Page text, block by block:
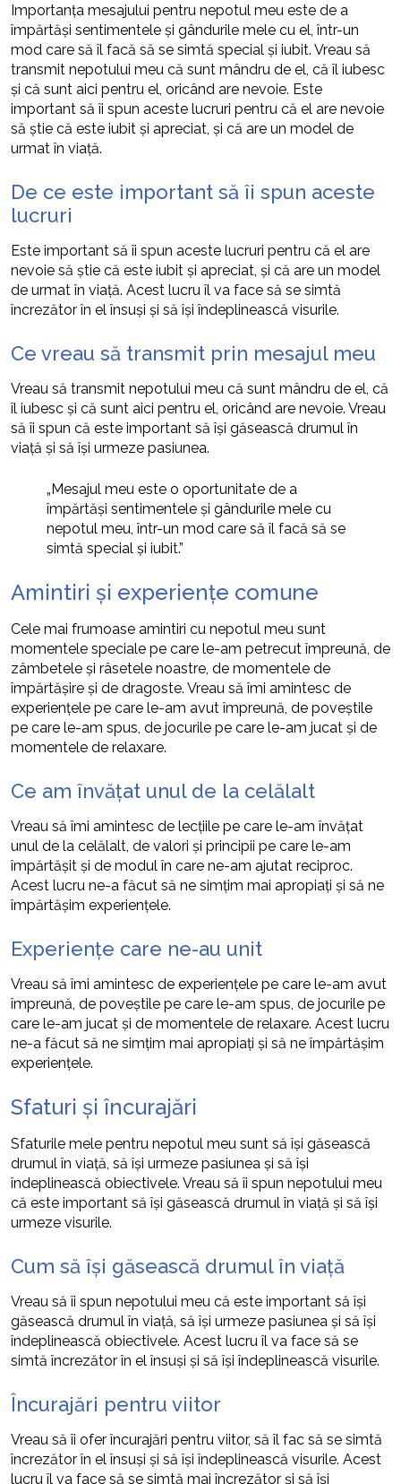
Importanța mesajului pentru nepotul meu este de a
împărtăși sentimentele și gândurile mele cu el, într-un
mod care să îl facă să se simtă special și iubit. Vreau să
transmit nepotului meu că sunt mândru de el, că îl iubesc
și că sunt aici pentru el, oricând are nevoie. Este
important să îi spun aceste lucruri pentru că el are nevoie
să știe că este iubit și apreciat, și că are un model de
urmat în viață.
De ce este important să îi spun aceste
lucruri
Este important să îi spun aceste lucruri pentru că el are
nevoie să știe că este iubit și apreciat, și că are un model
de urmat în viață. Acest lucru îl va face să se simtă
încrezător în el însuși și să își îndeplinească visurile.
Ce vreau să transmit prin mesajul meu
Vreau să transmit nepotului meu că sunt mândru de el, că
îl iubesc și că sunt aici pentru el, oricând are nevoie. Vreau
să îi spun că este important să își găsească drumul în
viață și să își urmeze pasiunea.
„Mesajul meu este o oportunitate de a
împărtăși sentimentele și gândurile mele cu
nepotul meu, într-un mod care să îl facă să se
simtă special și iubit.”
Amintiri și experiențe comune
Cele mai frumoase amintiri cu nepotul meu sunt
momentele speciale pe care le-am petrecut împreună, de
zâmbetele și râsetele noastre, de momentele de
împărtășire și de dragoste. Vreau să îmi amintesc de
experiențele pe care le-am avut împreună, de poveștile
pe care le-am spus, de jocurile pe care le-am jucat și de
momentele de relaxare.
Ce am învățat unul de la celălalt
Vreau să îmi amintesc de lecțiile pe care le-am învățat
unul de la celălalt, de valori și principii pe care le-am
împărtășit și de modul în care ne-am ajutat reciproc.
Acest lucru ne-a făcut să ne simțim mai apropiați și să ne
împărtășim experiențele.
Experiențe care ne-au unit
Vreau să îmi amintesc de experiențele pe care le-am avut
împreună, de poveștile pe care le-am spus, de jocurile pe
care le-am jucat și de momentele de relaxare. Acest lucru
ne-a făcut să ne simțim mai apropiați și să ne împărtășim
experiențele.
Sfaturi și încurajări
Sfaturile mele pentru nepotul meu sunt să își găsească
drumul în viață, să își urmeze pasiunea și să își
îndeplinească obiectivele. Vreau să îi spun nepotului meu
că este important să își găsească drumul în viață și să își
urmeze visurile.
Cum să își găsească drumul în viață
Vreau să îi spun nepotului meu că este important să își
găsească drumul în viață, să își urmeze pasiunea și să își
îndeplinească obiectivele. Acest lucru îl va face să se
simtă încrezător în el însuși și să își îndeplinească visurile.
Încurajări pentru viitor
Vreau să îi ofer încurajări pentru viitor, să îl fac să se simtă
încrezător în el însuși și să își îndeplinească visurile. Acest
lucru îl va face să se simtă mai încrezător și să își